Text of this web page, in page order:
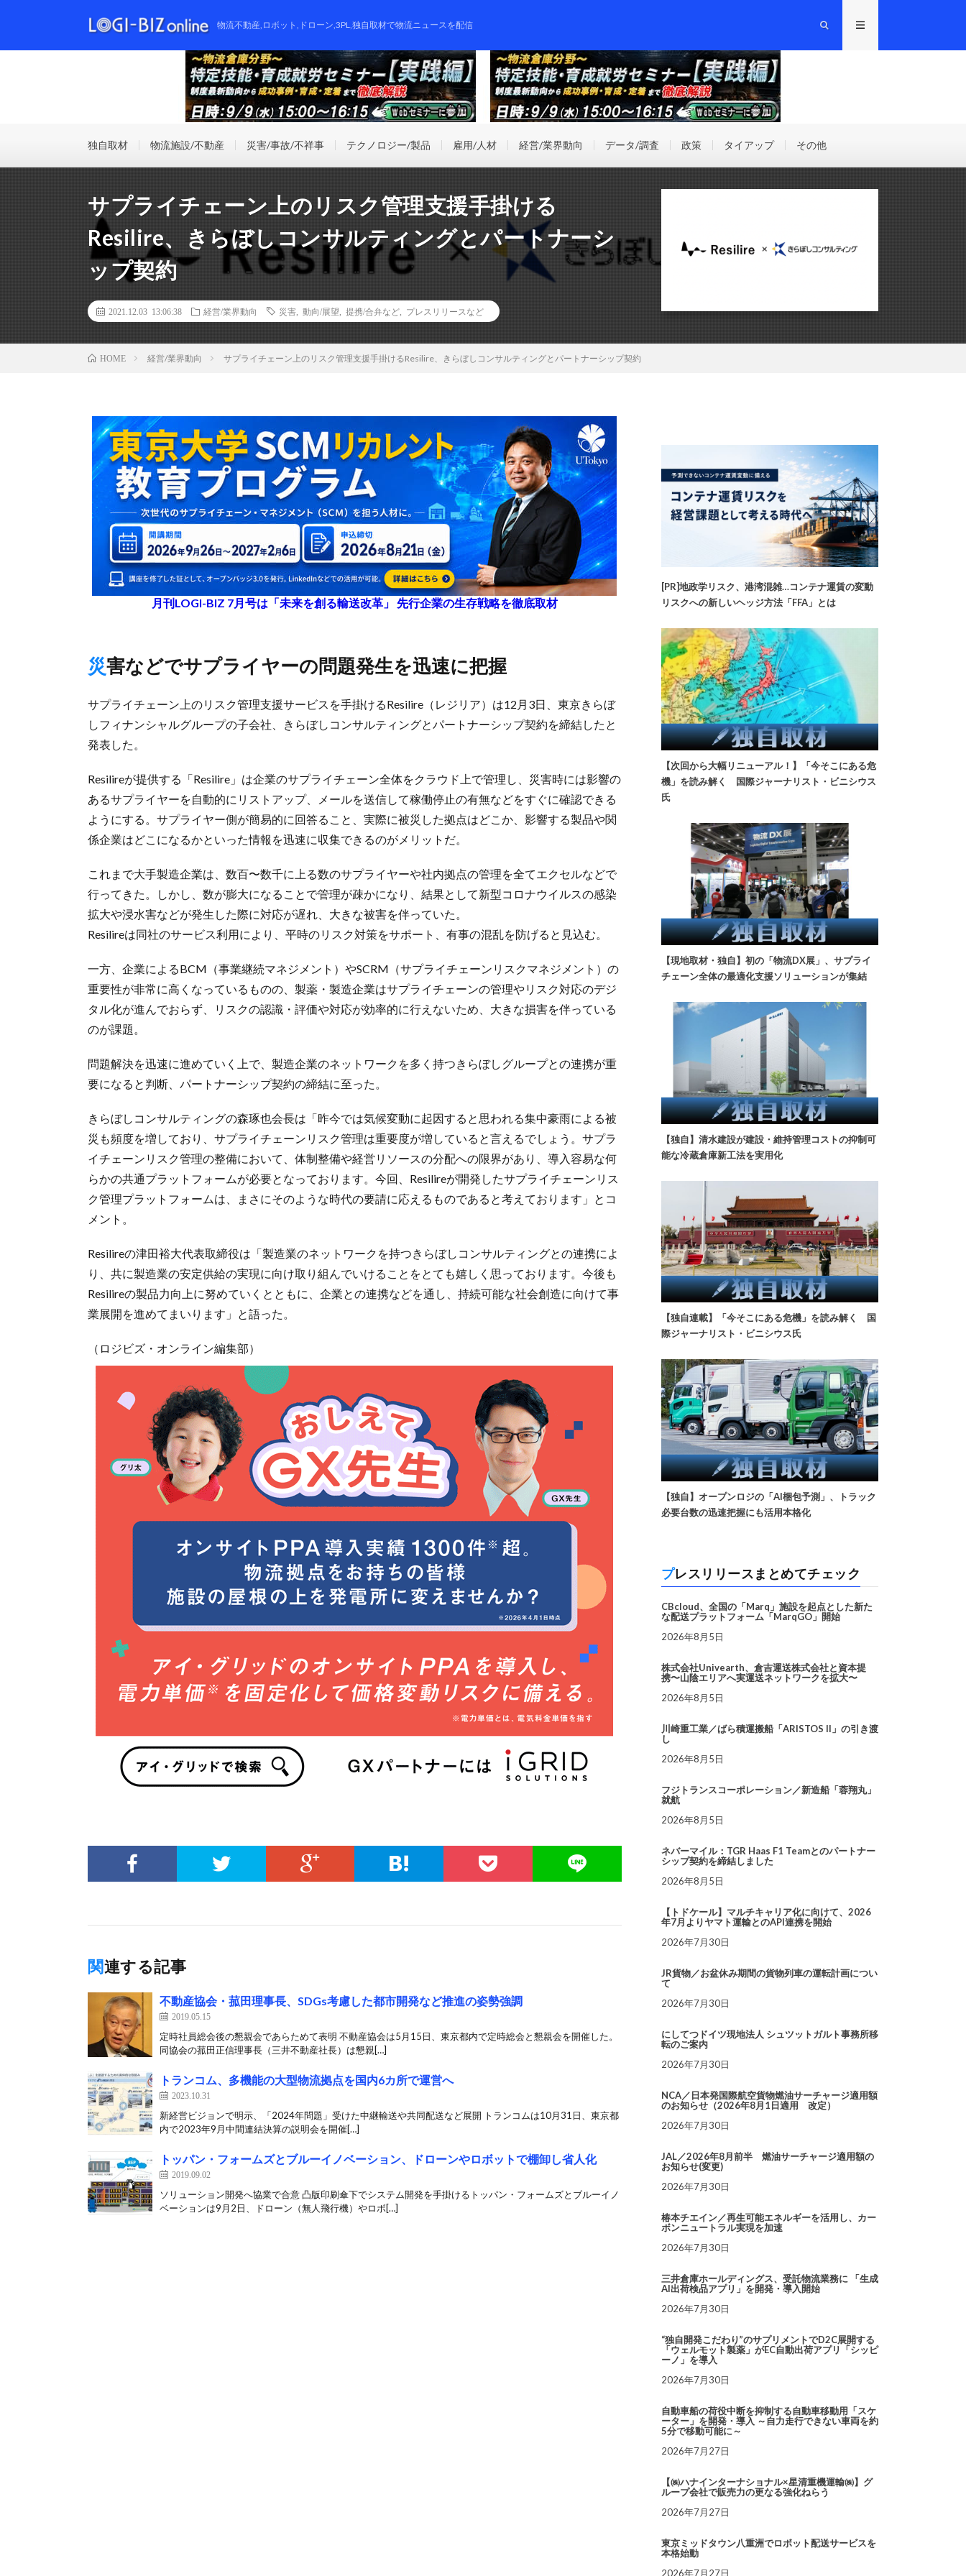
物流不動産,ロボット,ドローン,3PL,独自取材で物流ニュースを配信
独自取材 物流施設/不動産 災害/事故/不祥事 テクノロジー/製品 雇用/人材 経営/業界動向 データ/調査 政策 タイアップ その他
サプライチェーン上のリスク管理支援手掛ける
Resilire、きらぼしコンサルティングとパートナーシ
ップ契約
2021.12.03 13:06:38 経営/業界動向 災害 動向/展望 提携/合弁など プレスリリースなど
HOME 経営/業界動向 サプライチェーン上のリスク管理支援手掛けるResilire、きらぼしコンサルティングとパートナーシップ契約
月刊LOGI-BIZ 7月号は「未来を創る輸送改革」 先行企業の生存戦略を徹底取材
災害などでサプライヤーの問題発生を迅速に把握
サプライチェーン上のリスク管理支援サービスを手掛けるResilire（レジリア）は12月3日、東京きらぼ
しフィナンシャルグループの子会社、きらぼしコンサルティングとパートナーシップ契約を締結したと
発表した。
Resilireが提供する「Resilire」は企業のサプライチェーン全体をクラウド上で管理し、災害時には影響の
あるサプライヤーを自動的にリストアップ、メールを送信して稼働停止の有無などをすぐに確認できる
ようにする。サプライヤー側が簡易的に回答ること、実際に被災した拠点はどこか、影響する製品や関
係企業はどこになるかといった情報を迅速に収集できるのがメリットだ。
これまで大手製造企業は、数百〜数千に上る数のサプライヤーや社内拠点の管理を全てエクセルなどで
行ってきた。しかし、数が膨大になることで管理が疎かになり、結果として新型コロナウイルスの感染
拡大や浸水害などが発生した際に対応が遅れ、大きな被害を伴っていた。
Resilireは同社のサービス利用により、平時のリスク対策をサポート、有事の混乱を防げると見込む。
一方、企業によるBCM（事業継続マネジメント）やSCRM（サプライチェーンリスクマネジメント）の
重要性が非常に高くなっているものの、製薬・製造企業はサプライチェーンの管理やリスク対応のデジ
タル化が進んでおらず、リスクの認識・評価や対応が効率的に行えないため、大きな損害を伴っている
のが課題。
問題解決を迅速に進めていく上で、製造企業のネットワークを多く持つきらぼしグループとの連携が重
要になると判断、パートナーシップ契約の締結に至った。
きらぼしコンサルティングの森琢也会長は「昨今では気候変動に起因すると思われる集中豪雨による被
災も頻度を増しており、サプライチェーンリスク管理は重要度が増していると言えるでしょう。サプラ
イチェーンリスク管理の整備において、体制整備や経営リソースの分配への限界があり、導入容易な何
らかの共通プラットフォームが必要となっております。今回、Resilireが開発したサプライチェーンリス
ク管理プラットフォームは、まさにそのような時代の要請に応えるものであると考えております」とコ
メント。
Resilireの津田裕大代表取締役は「製造業のネットワークを持つきらぼしコンサルティングとの連携によ
り、共に製造業の安定供給の実現に向け取り組んでいけることをとても嬉しく思っております。今後も
Resilireの製品力向上に努めていくとともに、企業との連携などを通し、持続可能な社会創造に向けて事
業展開を進めてまいります」と語った。
（ロジビズ・オンライン編集部）
関連する記事
不動産協会・菰田理事長、SDGs考慮した都市開発など推進の姿勢強調
2019.05.15
定時社員総会後の懇親会であらためて表明 不動産協会は5月15日、東京都内で定時総会と懇親会を開催した。
同協会の菰田正信理事長（三井不動産社長）は懇親[…]
トランコム、多機能の大型物流拠点を国内6カ所で運営へ
2023.10.31
新経営ビジョンで明示、「2024年問題」受けた中継輸送や共同配送など展開 トランコムは10月31日、東京都
内で2023年9月中間連結決算の説明会を開催[…]
トッパン・フォームズとブルーイノベーション、ドローンやロボットで棚卸し省人化
2019.09.02
ソリューション開発へ協業で合意 凸版印刷傘下でシステム開発を手掛けるトッパン・フォームズとブルーイノ
ベーションは9月2日、ドローン（無人飛行機）やロボ[…]
[PR]地政学リスク、港湾混雑…コンテナ運賃の変動
リスクへの新しいヘッジ方法「FFA」とは
【次回から大幅リニューアル！】「今そこにある危
機」を読み解く 国際ジャーナリスト・ビニシウス
氏
【現地取材・独自】初の「物流DX展」、サプライ
チェーン全体の最適化支援ソリューションが集結
【独自】清水建設が建設・維持管理コストの抑制可
能な冷蔵倉庫新工法を実用化
【独自連載】「今そこにある危機」を読み解く 国
際ジャーナリスト・ビニシウス氏
【独自】オープンロジの「AI梱包予測」、トラック
必要台数の迅速把握にも活用本格化
プレスリリースまとめてチェック
CBcloud、全国の「Marq」施設を起点とした新た
な配送プラットフォーム「MarqGO」開始
2026年8月5日
株式会社Univearth、倉吉運送株式会社と資本提
携〜山陰エリアへ実運送ネットワークを拡大〜
2026年8月5日
川崎重工業／ばら積運搬船「ARISTOS II」の引き渡
し
2026年8月5日
フジトランスコーポレーション／新造船「蓉翔丸」
就航
2026年8月5日
ネバーマイル：TGR Haas F1 Teamとのパートナー
シップ契約を締結しました
2026年8月5日
【トドケール】マルチキャリア化に向けて、2026
年7月よりヤマト運輸とのAPI連携を開始
2026年7月30日
JR貨物／お盆休み期間の貨物列車の運転計画につい
て
2026年7月30日
にしてつドイツ現地法人 シュツットガルト事務所移
転のご案内
2026年7月30日
NCA／日本発国際航空貨物燃油サーチャージ適用額
のお知らせ（2026年8月1日適用 改定）
2026年7月30日
JAL／2026年8月前半 燃油サーチャージ適用額の
お知らせ(変更)
2026年7月30日
椿本チエイン／再生可能エネルギーを活用し、カー
ボンニュートラル実現を加速
2026年7月30日
三井倉庫ホールディングス、受託物流業務に 「生成
AI出荷検品アプリ」を開発・導入開始
2026年7月30日
“独自開発こだわり”のサプリメントでD2C展開する
「ウェルモット製薬」がEC自動出荷アプリ「シッピ
ーノ」を導入
2026年7月30日
自動車船の荷役中断を抑制する自動車移動用「スケ
ーター」を開発・導入 ～自力走行できない車両を約
5分で移動可能に～
2026年7月27日
【㈱ハナインターナショナル×星清重機運輸㈱】グ
ループ会社で販売力の更なる強化ねらう
2026年7月27日
東京ミッドタウン八重洲でロボット配送サービスを
本格始動
2026年7月27日